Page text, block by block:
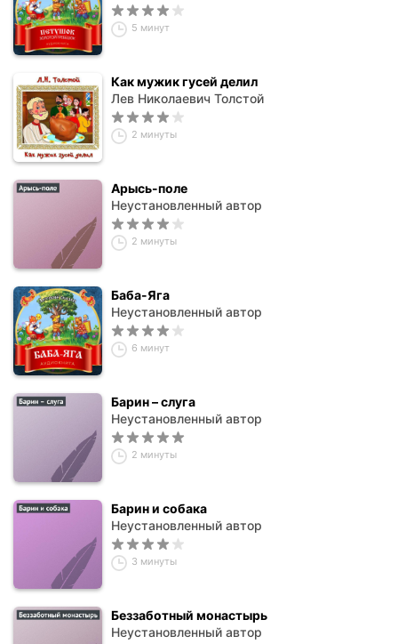
5 минут
Как мужик гусей делил
Лев Николаевич Толстой
2 минуты
Арысь-поле
Неустановленный автор
2 минуты
Баба-Яга
Неустановленный автор
6 минут
Барин – слуга
Неустановленный автор
2 минуты
Барин и собака
Неустановленный автор
3 минуты
Беззаботный монастырь
Неустановленный автор